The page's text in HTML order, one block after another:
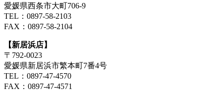
愛媛県西条市大町706-9
TEL：0897-58-2103
FAX：0897-58-2104
【新居浜店】
〒792-0023
愛媛県新居浜市繁本町7番4号
TEL：0897-47-4570
FAX：0897-47-4571